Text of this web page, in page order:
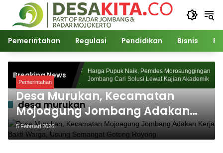
Langsung
konten
Pemerintahan Regulasi Pendidikan Bisnis
Breaking News
Watudakon
Blek Padati
Harga Pupuk Naik, Pemdes Morosunggingan
Jombang Cari Solusi Lewat Kajian Akademik
desa murukan
Pemerintahan
Desa Murukan, Kecamatan
Mojoagung Jombang Adakan
Kerja Bakti Warga, Usung
Semangat Gotong Royong
5 Februari 2026